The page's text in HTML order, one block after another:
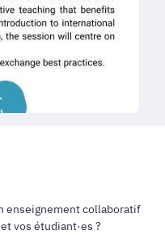
enseignement collaboratif
vos étudiant·es ?